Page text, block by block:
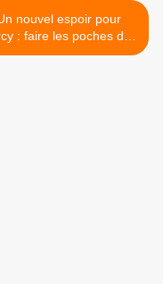
nouvel espoir pour
: faire les poches des
(par Marie Delarue)